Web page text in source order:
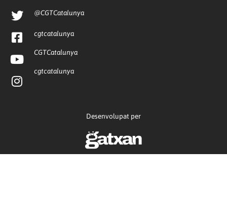
@CGTCatalunya
cgtcatalunya
CGTCatalunya
cgtcatalunya
Desenvolupat per